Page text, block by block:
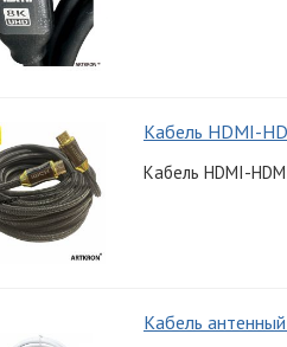
Кабель HDMI-
Кабель HDMI-
Кабель